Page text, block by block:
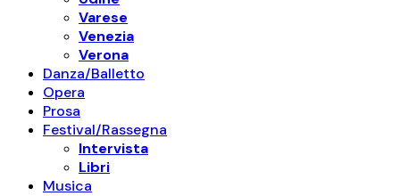
Varese
Venezia
Verona
Danza/Balletto
Opera
Prosa
Festival/Rassegna
Intervista
Libri
Musica